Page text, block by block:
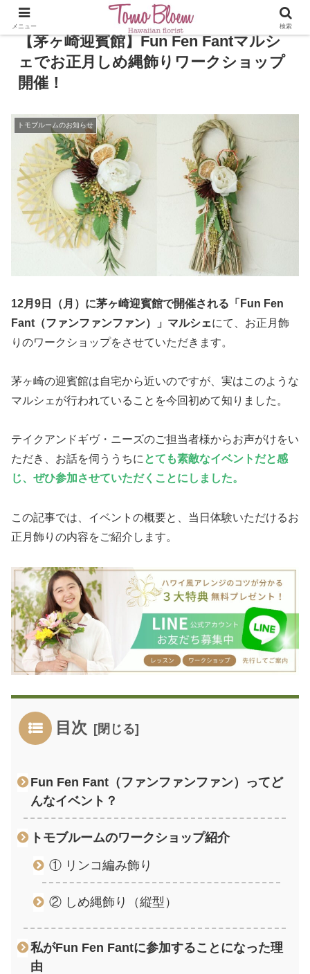
【茅ヶ崎迎賓館】Fun Fen Fantマルシ
ェでお正月しめ縄飾りワークショップ
開催！
トモブルームのお知らせ
12月9日（月）に茅ヶ崎迎賓館で開催される「Fun Fen
Fant（ファンファンファン）」マルシェにて、お正月飾
りのワークショップをさせていただきます。
茅ヶ崎の迎賓館は自宅から近いのですが、実はこのような
マルシェが行われていることを今回初めて知りました。
テイクアンドギヴ・ニーズのご担当者様からお声がけをい
ただき、お話を伺ううちに とても素敵なイベントだと感
じ、ぜひ参加させていただくことにしました。
この記事では、イベントの概要と、当日体験いただけるお
正月飾りの内容をご紹介します。
目次
Fun Fen Fant（ファンファンファン）ってど
んなイベント？
トモブルームのワークショップ紹介
① リンコ編み飾り
② しめ縄飾り（縦型）
私がFun Fen Fantに参加することになった理
由
メニュー 検索